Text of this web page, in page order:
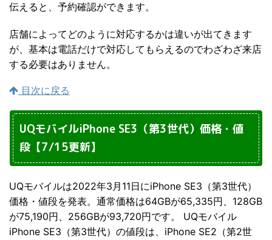
伝えると、予約確認ができます。
店舗によってどのように対応するかは違いが出てきます
が、基本は電話だけで対応してもらえるのでわざわざ来店
する必要はありません。
目次に戻る
UQモバイルiPhone SE3（第3世代）価格・値
段【7/15更新】
UQモバイルは2022年3月11日にiPhone SE3（第3世代）
価格・値段を発表。通常価格は64GBが65,335円、128GB
が75,190円、256GBが93,720円です。 UQモバイル
iPhone SE3（第3世代）の値段は、iPhone SE2（第2世